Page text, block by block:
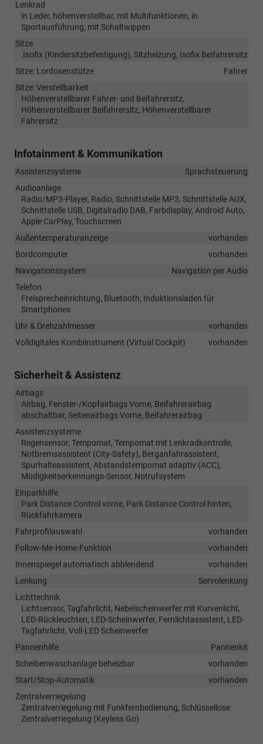
Lenkrad
in Leder, höhenverstellbar, mit Multifunktionen, in
Sportausführung, mit Schaltwippen
Sitze
Isofix (Kindersitzbefestigung), Sitzheizung, Isofix Beifahrersitz
Sitze: Lordosenstütze
Fahrer
Sitze: Verstellbarkeit
Höhenverstellbarer Fahrer- und Beifahrersitz,
Höhenverstellbarer Beifahrersitz, Höhenverstellbarer
Fahrersitz
Infotainment & Kommunikation
Assistenzsysteme
Sprachsteuerung
Audioanlage
Radio/MP3-Player, Radio, Schnittstelle MP3, Schnittstelle AUX,
Schnittstelle USB, Digitalradio DAB, Farbdisplay, Android Auto,
Apple CarPlay, Touchscreen
Außentemperaturanzeige
vorhanden
Bordcomputer
vorhanden
Navigationssystem
Navigation per Audio
Telefon
Freisprecheinrichtung, Bluetooth, Induktionsladen für
Smartphones
Uhr & Drehzahlmesser
vorhanden
Volldigitales Kombiinstrument (Virtual Cockpit)
vorhanden
Sicherheit & Assistenz
Airbags
Airbag, Fenster-/Kopfairbags Vorne, Beifahrerairbag
abschaltbar, Seitenairbags Vorne, Beifahrerairbag
Assistenzsysteme
Regensensor, Tempomat, Tempomat mit Lenkradkontrolle,
Notbremsassistent (City-Safety), Berganfahrassistent,
Spurhalteassistent, Abstandstempomat adaptiv (ACC),
Müdigkeitserkennungs-Sensor, Notrufsystem
Einparkhilfe
Park Distance Control vorne, Park Distance Control hinten,
Rückfahrkamera
Fahrprofilauswahl
vorhanden
Follow-Me-Home-Funktion
vorhanden
Innenspiegel automatisch abblendend
vorhanden
Lenkung
Servolenkung
Lichttechnik
Lichtsensor, Tagfahrlicht, Nebelscheinwerfer mit Kurvenlicht,
LED-Rückleuchten, LED-Scheinwerfer, Fernlichtassistent, LED-
Tagfahrlicht, Voll-LED Scheinwerfer
Pannenhilfe
Pannenkit
Scheibenwaschanlage beheizbar
vorhanden
Start/Stop-Automatik
vorhanden
Zentralverriegelung
Zentralverriegelung mit Funkfernbedienung, Schlüssellose
Zentralverriegelung (Keyless Go)